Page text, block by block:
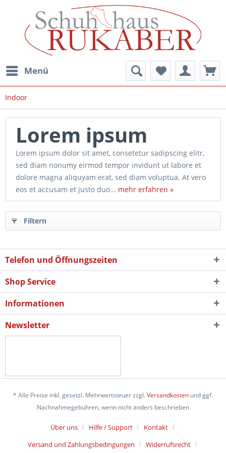
Menü
Indoor
Lorem ipsum
Lorem ipsum dolor sit amet, consetetur sadipscing elitr,
sed diam nonumy eirmod tempor invidunt ut labore et
dolore magna aliquyam erat, sed diam voluptua. At vero
eos et accusam et justo duo... mehr erfahren »
Filtern
Telefon und Öffnungszeiten
Shop Service
Informationen
Newsletter
* Alle Preise inkl. gesetzl. Mehrwertsteuer zzgl.Versandkosten und ggf.
Nachnahmegebühren, wenn nicht anders beschrieben
Über uns Hilfe / Support
Kontakt
Versand und Zahlungsbedingungen
Widerrufsrecht